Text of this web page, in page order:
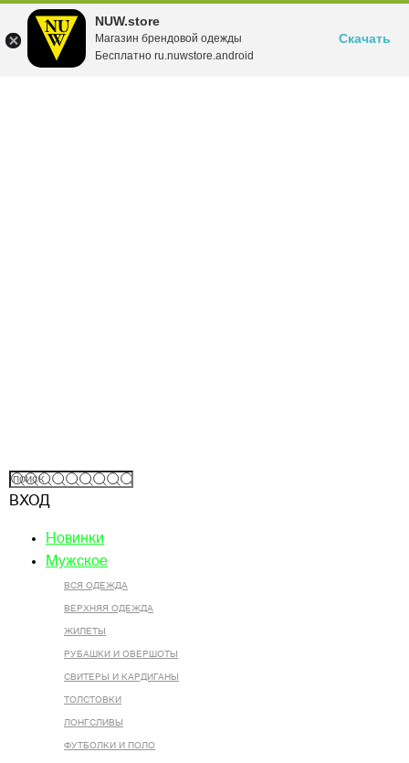
NUW.store
Магазин брендовой одежды
Бесплатно ru.nuwstore.android
Скачать
ВХОД
Новинки
Мужское
ВСЯ ОДЕЖДА
ВЕРХНЯЯ ОДЕЖДА
ЖИЛЕТЫ
РУБАШКИ И ОВЕРШОТЫ
СВИТЕРЫ И КАРДИГАНЫ
ТОЛСТОВКИ
ЛОНГСЛИВЫ
ФУТБОЛКИ И ПОЛО